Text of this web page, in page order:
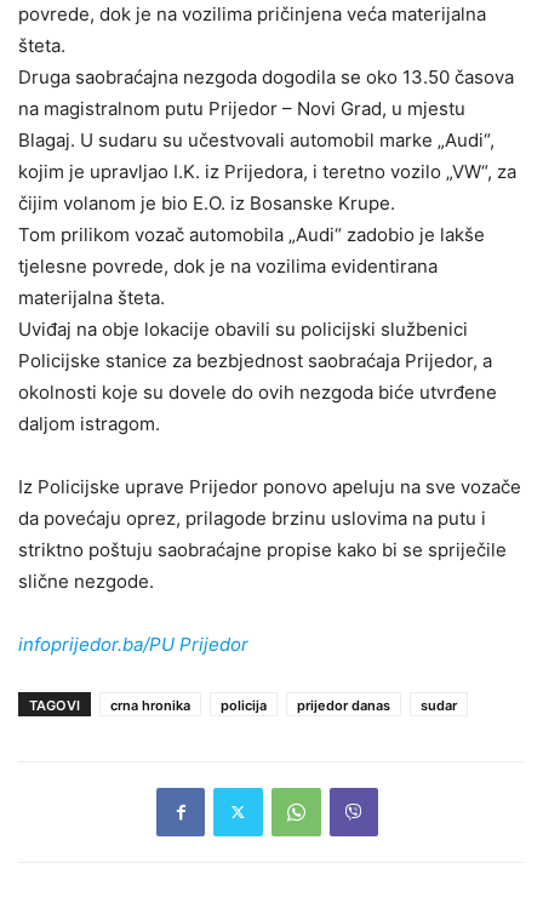
povrede, dok je na vozilima pričinjena veća materijalna
šteta.
Druga saobraćajna nezgoda dogodila se oko 13.50 časova
na magistralnom putu Prijedor – Novi Grad, u mjestu
Blagaj. U sudaru su učestvovali automobil marke „Audi“,
kojim je upravljao I.K. iz Prijedora, i teretno vozilo „VW“, za
čijim volanom je bio E.O. iz Bosanske Krupe.
Tom prilikom vozač automobila „Audi“ zadobio je lakše
tjelesne povrede, dok je na vozilima evidentirana
materijalna šteta.
Uviđaj na obje lokacije obavili su policijski službenici
Policijske stanice za bezbjednost saobraćaja Prijedor, a
okolnosti koje su dovele do ovih nezgoda biće utvrđene
daljom istragom.
Iz Policijske uprave Prijedor ponovo apeluju na sve vozače
da povećaju oprez, prilagode brzinu uslovima na putu i
striktno poštuju saobraćajne propise kako bi se spriječile
slične nezgode.
infoprijedor.ba/PU Prijedor
TAGOVI crna hronika policija prijedor danas sudar